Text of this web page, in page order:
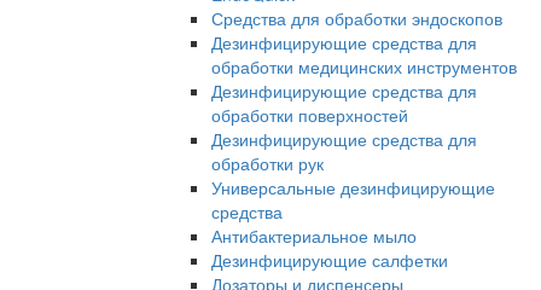
Средства для обработки эндоскопов
Дезинфицирующие средства для
обработки медицинских инструментов
Дезинфицирующие средства для
обработки поверхностей
Дезинфицирующие средства для
обработки рук
Универсальные дезинфицирующие
средства
Антибактериальное мыло
Дезинфицирующие салфетки
Дозаторы и диспенсеры